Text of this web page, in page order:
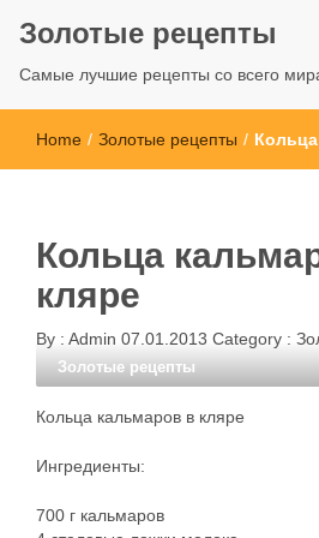
Золотые рецепты
Самые лучшие рецепты со всего
Home / Золотые рецепты /
Кольца
кляре
By : Admin 07.01.2013 Category :
Золотые рецепты
Кольца кальмаров в кляре
Ингредиенты:
700 г кальмаров